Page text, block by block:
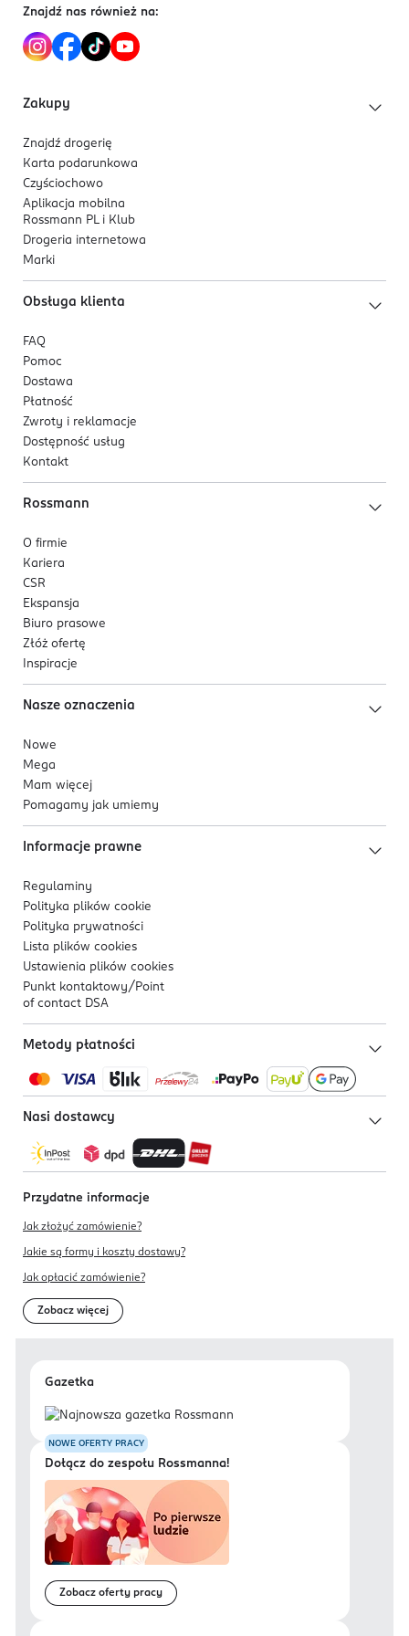
May Contain: Iron Oxide Black (CI 77499), D&C Red No.
6 Barium Lake (CI 15850), D&C Red No. 7 Calcium Lake
(CI 15850), D&C Red No. 28 Aluminum Lake (CI 45410)
Znajdź nas również na:
Zakupy
Znajdź drogerię
Karta podarunkowa
Czyściochowo
Aplikacja mobilna
Rossmann PL i Klub
Drogeria internetowa
Marki
Obsługa klienta
FAQ
Pomoc
Dostawa
Płatność
Zwroty i reklamacje
Dostępność usług
Kontakt
Rossmann
O firmie
Kariera
CSR
Ekspansja
Biuro prasowe
Złóż ofertę
Inspiracje
Nasze oznaczenia
Nowe
Mega
Mam więcej
Pomagamy jak umiemy
Informacje prawne
Regulaminy
Polityka plików cookie
Polityka prywatności
Lista plików cookies
Ustawienia plików cookies
Punkt kontaktowy/ Point
of contact DSA
Metody płatności
Nasi dostawcy
Przydatne informacje
Jak złożyć zamówienie?
Jakie są formy i koszty dostawy?
Jak opłacić zamówienie?
Zobacz więcej
Gazetka
NOWE OFERTY PRACY
Dołącz do zespołu Rossmanna!
Zobacz oferty pracy